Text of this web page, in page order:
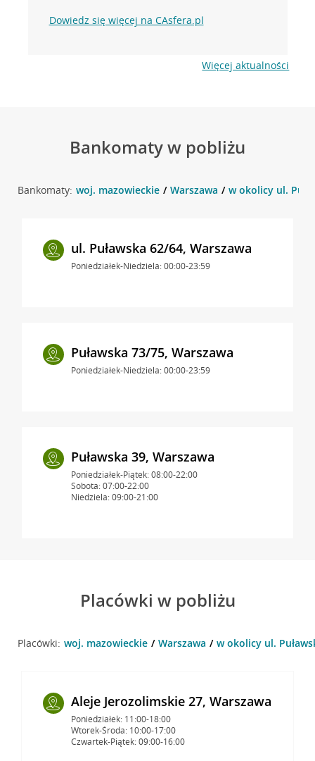
Dowiedz się więcej na CAsfera.pl
Więcej aktualności
Bankomaty w pobliżu
Bankomaty: woj. mazowieckie Warszawa w okolicy ul.
ul. Puławska 62/64, Warszawa
Poniedziałek-Niedziela: 00:00-23:59
Puławska 73/75, Warszawa
Poniedziałek-Niedziela: 00:00-23:59
Puławska 39, Warszawa
Poniedziałek-Piątek: 08:00-22:00
Sobota: 07:00-22:00
Niedziela: 09:00-21:00
Placówki w pobliżu
Placówki: woj. mazowieckie Warszawa w okolicy ul.
Aleje Jerozolimskie 27, Warszawa
Poniedziałek: 11:00-18:00
Wtorek-Środa: 10:00-17:00
Czwartek-Piątek: 09:00-16:00